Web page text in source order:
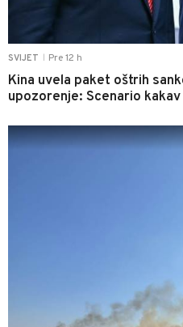
SVIJET Pre 12 h
Kina uvela paket oštrih
upozorenje: Scenario